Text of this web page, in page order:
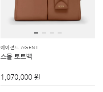
에이전트 AGENT
스몰 토트백
1,070,000 원